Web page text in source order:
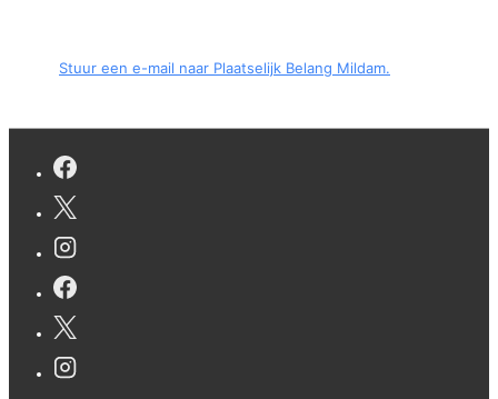
Stuur een e-mail naar Plaatselijk Belang Mildam.